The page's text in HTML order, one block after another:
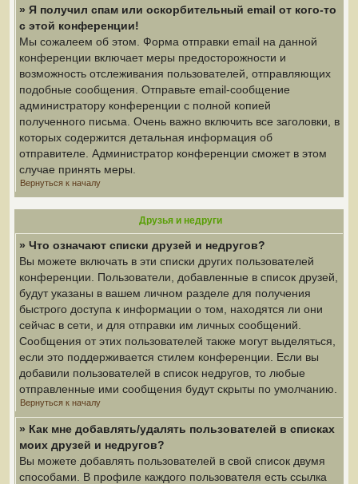
» Я получил спам или оскорбительный email от кого-то
с этой конференции!
Мы сожалеем об этом. Форма отправки email на данной
конференции включает меры предосторожности и
возможность отслеживания пользователей, отправляющих
подобные сообщения. Отправьте email-сообщение
администратору конференции с полной копией
полученного письма. Очень важно включить все заголовки, в
которых содержится детальная информация об
отправителе. Администратор конференции сможет в этом
случае принять меры.
Вернуться к началу
Друзья и недруги
» Что означают списки друзей и недругов?
Вы можете включать в эти списки других пользователей
конференции. Пользователи, добавленные в список друзей,
будут указаны в вашем личном разделе для получения
быстрого доступа к информации о том, находятся ли они
сейчас в сети, и для отправки им личных сообщений.
Сообщения от этих пользователей также могут выделяться,
если это поддерживается стилем конференции. Если вы
добавили пользователей в список недругов, то любые
отправленные ими сообщения будут скрыты по умолчанию.
Вернуться к началу
» Как мне добавлять/удалять пользователей в списках
моих друзей и недругов?
Вы можете добавлять пользователей в свой список двумя
способами. В профиле каждого пользователя есть ссылка